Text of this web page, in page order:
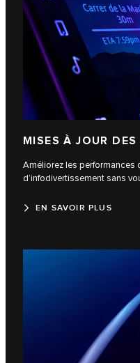
MISES À JOUR
Améliorez les performances
d’infodivertissement sans
EN SAVOIR PLUS